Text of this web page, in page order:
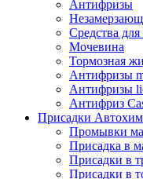
Антифризы
Средства
Мочевина
Тормозная
Антифризы
Антифризы
Антифриз
Присадки
Промывки
Присадка в
Присадки в
Присадки в